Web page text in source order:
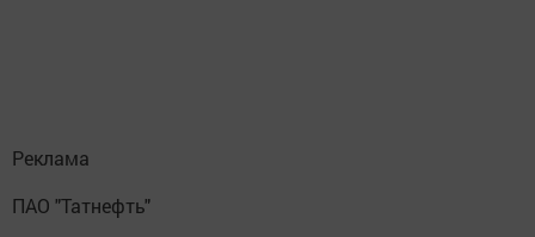
Реклама
ПАО "Татнефть"